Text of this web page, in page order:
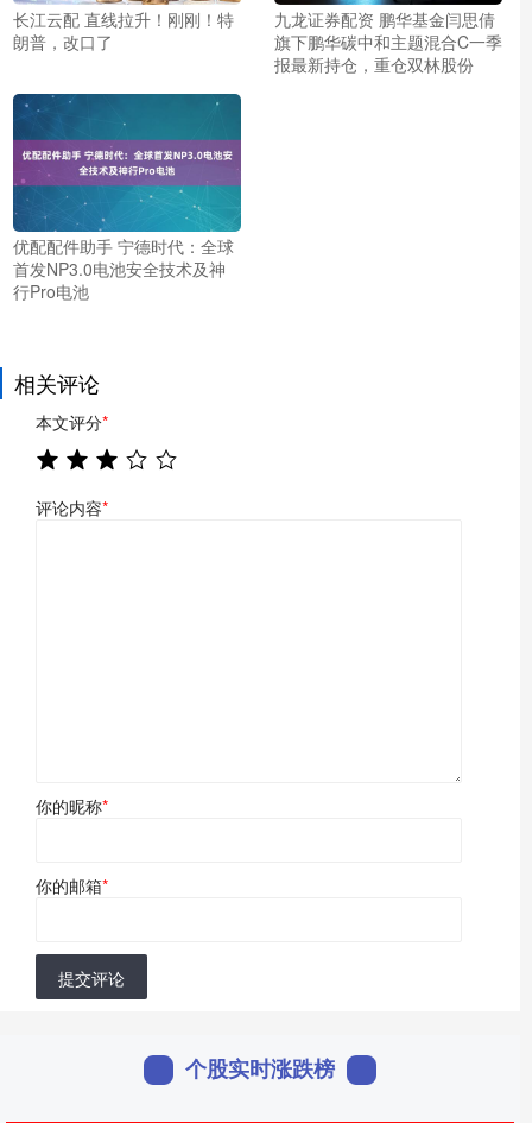
长江云配 直线拉升！刚刚！特
朗普，改口了
九龙证券配资 鹏华基金闫思倩
旗下鹏华碳中和主题混合C一季
报最新持仓，重仓双林股份
优配配件助手 宁德时代：全球
首发NP3.0电池安全技术及神
行Pro电池
相关评论
本文评分*
评论内容*
你的昵称*
你的邮箱*
提交评论
个股实时涨跌榜